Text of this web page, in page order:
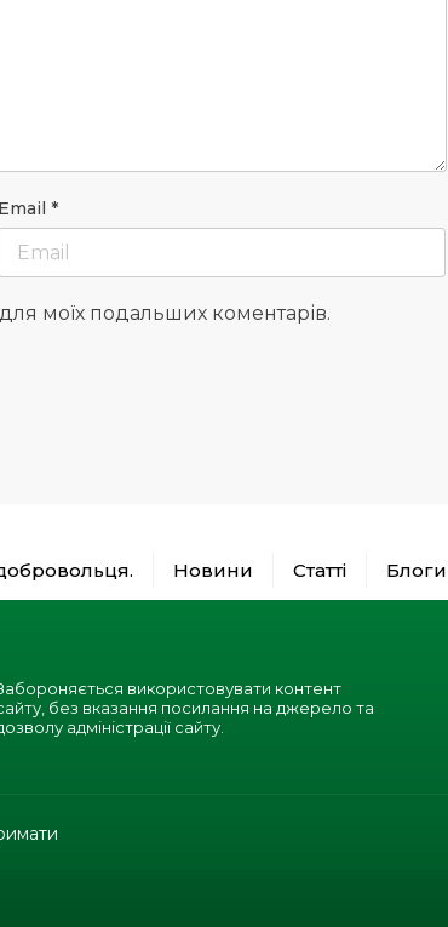
Email *
моїх подальших коментарів.
Новини Статті Блоги
використовувати контент
без вказання посилання на джерело та
адміністрації сайту.